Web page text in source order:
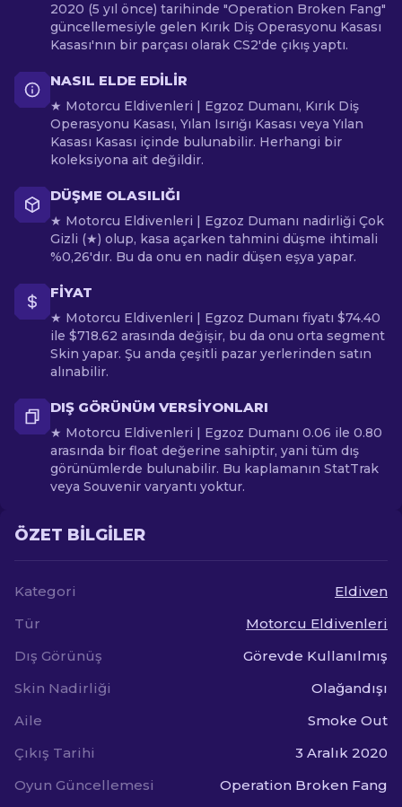
2020 (5 yıl önce) tarihinde "Operation Broken Fang"
güncellemesiyle gelen Kırık Diş Operasyonu Kasası
Kasası'nın bir parçası olarak CS2'de çıkış yaptı.
NASIL ELDE EDILIR
★ Motorcu Eldivenleri | Egzoz Dumanı, Kırık Diş
Operasyonu Kasası, Yılan Isırığı Kasası veya Yılan
Kasası Kasası içinde bulunabilir. Herhangi bir
koleksiyona ait değildir.
DÜŞME OLASILIĞI
★ Motorcu Eldivenleri | Egzoz Dumanı nadirliği Çok
Gizli (★) olup, kasa açarken tahmini düşme ihtimali
%0,26'dır. Bu da onu en nadir düşen eşya yapar.
FIYAT
★ Motorcu Eldivenleri | Egzoz Dumanı fiyatı $74.40
ile $718.62 arasında değişir, bu da onu orta segment
Skin yapar. Şu anda çeşitli pazar yerlerinden satın
alınabilir.
DIŞ GÖRÜNÜM VERSIYONLARI
★ Motorcu Eldivenleri | Egzoz Dumanı 0.06 ile 0.80
arasında bir float değerine sahiptir, yani tüm dış
görünümlerde bulunabilir. Bu kaplamanın StatTrak
veya Souvenir varyantı yoktur.
ÖZET BILGILER
Kategori
Eldiven
Tür
Motorcu Eldivenleri
Dış Görünüş
Görevde Kullanılmış
Skin Nadirliği
Olağandışı
Aile
Smoke Out
Çıkış Tarihi
3 Aralık 2020
Oyun Güncellemesi
Operation Broken Fang